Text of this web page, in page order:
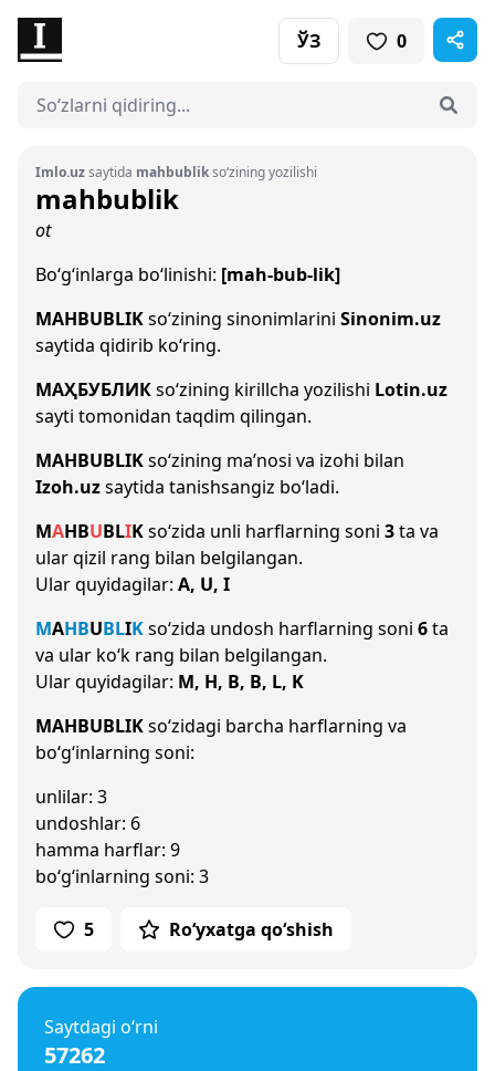
ЎЗ 0
Imlo.uzsaytida mahbublikso‘zining yozilishi
mahbublik
ot
Bo‘g‘inlarga bo‘linishi: [mah-bub-lik]
MAHBUBLIKso‘zining sinonimlarini Sinonim.uz
saytida qidirib ko‘ring.
МАҲБУБЛИКso‘zining kirillcha yozilishi Lotin.uz
sayti tomonidan taqdim qilingan.
MAHBUBLIKso‘zining ma’nosi va izohi bilan
Izoh.uzsaytida tanishsangiz bo‘ladi.
MAHBUBLIKso‘zida unli harflarning soni 3ta va
ular qizil rang bilan belgilangan.
Ular quyidagilar: A, U, I
MAHBUBLIKso‘zida undosh harflarning soni 6ta
va ular ko‘k rang bilan belgilangan.
Ular quyidagilar: M, H, B, B, L, K
MAHBUBLIKso‘zidagi barcha harflarning va
bo‘g‘inlarning soni:
unlilar: 3
undoshlar: 6
hamma harflar: 9
bo‘g‘inlarning soni: 3
5 Ro‘yxatga qo‘shish
Saytdagi o‘rni
57262